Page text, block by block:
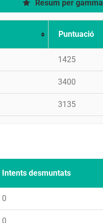
Resum per gamma
Puntuació
1425
3400
3135
Intents desmuntats
0
0